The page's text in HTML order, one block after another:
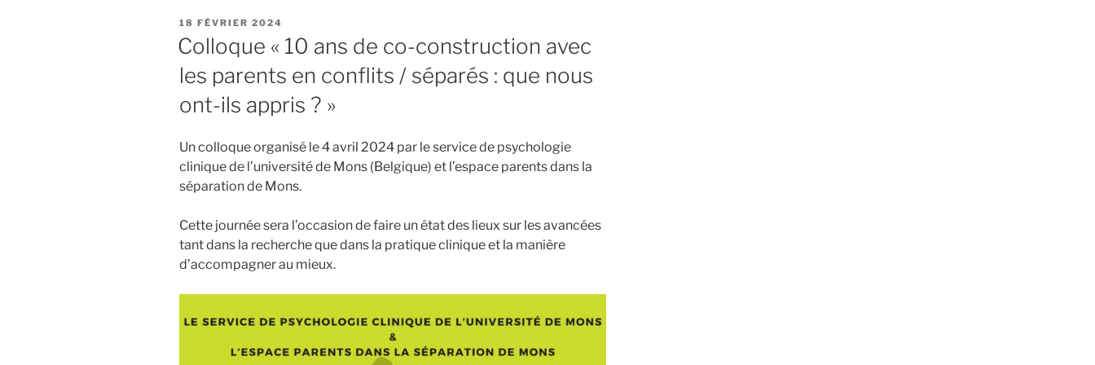
PUBLIÉ
LE
18 FÉVRIER 2024
Colloque « 10 ans de co-construction avec
les parents en conflits / séparés : que nous
ont-ils appris ? »
Un colloque organisé le 4 avril 2024 par le service de psychologie
clinique de l’université de Mons (Belgique) et l’espace parents dans la
séparation de Mons.
Cette journée sera l’occasion de faire un état des lieux sur les avancées
tant dans la recherche que dans la pratique clinique et la manière
d’accompagner au mieux.